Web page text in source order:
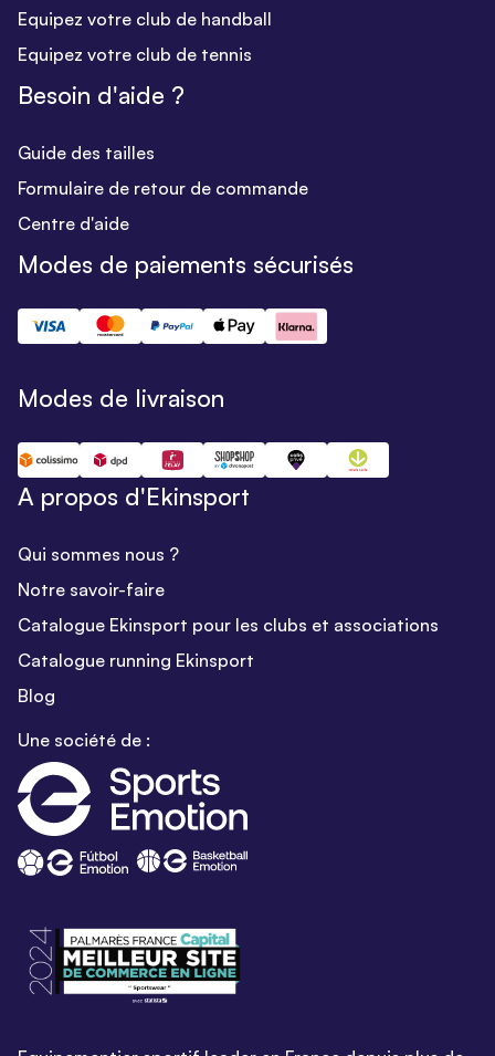
Equipez votre club de handball
Equipez votre club de tennis
Besoin d'aide ?
Guide des tailles
Formulaire de retour de commande
Centre d'aide
Modes de paiements sécurisés
Modes de livraison
A propos d'Ekinsport
Qui sommes nous ?
Notre savoir-faire
Catalogue Ekinsport pour les clubs et associations
Catalogue running Ekinsport
Blog
Une société de :